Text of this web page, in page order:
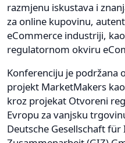
razmjenu iskustava i
za online kupovinu,
eCommerce industriji,
regulatornom okviru
Konferenciju je podržana
projekt MarketMakers
kroz projekat Otvoreni
Evropu za vanjsku
Deutsche Gesellschaft